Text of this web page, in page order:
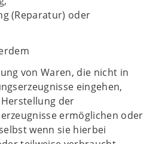
(Reparatur) oder
von Waren, die nicht in
eingehen,
der
ermöglichen oder
wenn sie hierbei